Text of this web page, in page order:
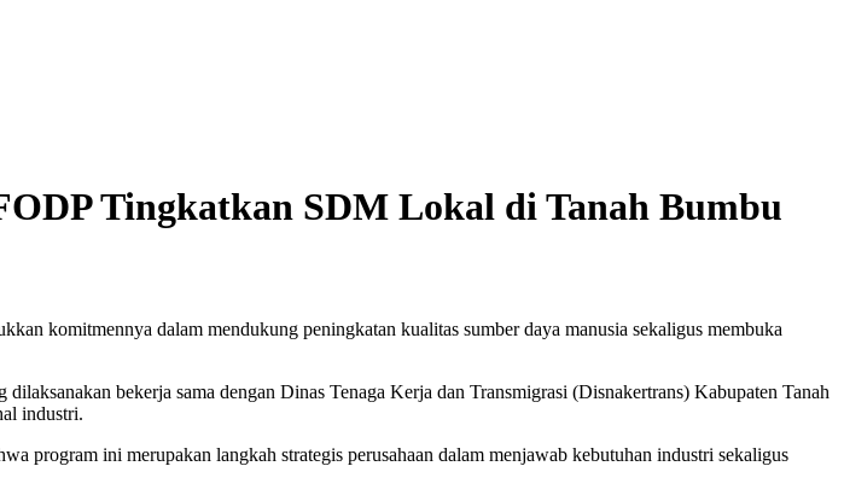
Tingkatkan SDM Lokal di Tanah Bumbu
komitmennya dalam mendukung peningkatan kualitas sumber daya manusia sekaligus membuka
bekerja sama dengan Dinas Tenaga Kerja dan Transmigrasi (Disnakertrans) Kabupaten Tanah
industri.
program ini merupakan langkah strategis perusahaan dalam menjawab kebutuhan industri sekaligus